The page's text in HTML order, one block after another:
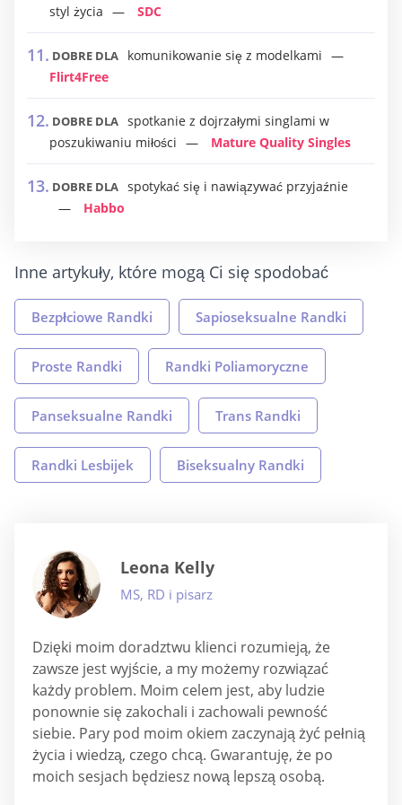
styl życia
SDC
DOBRE DLA
komunikowanie się z modelkami
Flirt4Free
DOBRE DLA spotkanie z dojrzałymi singlami w
poszukiwaniu miłości
Mature Quality Singles
DOBRE DLA spotykać się i nawiązywać przyjaźnie
Habbo
Inne artykuły, które mogą Ci się spodobać
Bezpłciowe Randki Sapioseksualne Randki
Proste Randki Randki Poliamoryczne
Panseksualne Randki Trans Randki
Randki Lesbijek Biseksualny Randki
Leona Kelly
MS, RD i pisarz
Dzięki moim doradztwu klienci rozumieją, że
zawsze jest wyjście, a my możemy rozwiązać
każdy problem. Moim celem jest, aby ludzie
ponownie się zakochali i zachowali pewność
siebie. Pary pod moim okiem zaczynają żyć pełnią
życia i wiedzą, czego chcą. Gwarantuję, że po
moich sesjach będziesz nową lepszą osobą.